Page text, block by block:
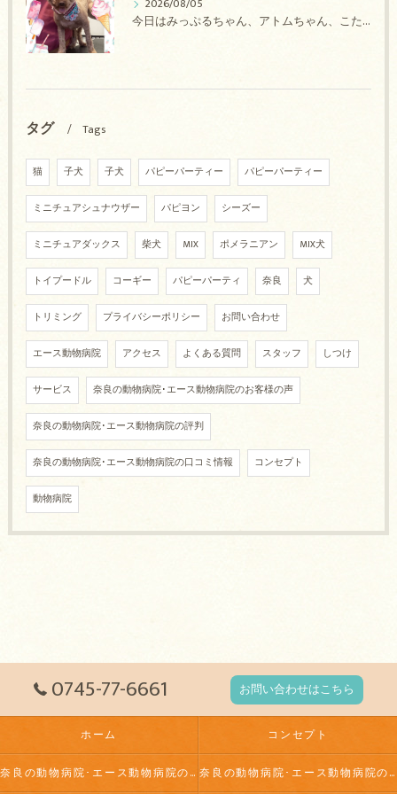
2026/08/05
今日はみっぷるちゃん、アトムちゃん、こたろうちゃん、ルルちゃん、アンジュちゃん、がぶちゃんのトリミングの紹介です【奈良のエース動物病院】
タグ Tags
猫 子犬 子犬 パピーパーティー パピーパーティー
ミニチュアシュナウザー パピヨン シーズー
ミニチュアダックス 柴犬 MIX ポメラニアン MIX犬
トイプードル コーギー パピーパーティ 奈良 犬
トリミング プライバシーポリシー お問い合わせ
エース動物病院 アクセス よくある質問 スタッフ しつけ
サービス 奈良の動物病院･エース動物病院のお客様の声
奈良の動物病院･エース動物病院の評判
奈良の動物病院･エース動物病院の口コミ情報 コンセプト
動物病院
0745-77-6661 お問い合わせはこちら
ホーム コンセプト
奈良の動物病院･エース動物病院の口コミ情報 奈良の動物病院･エース動物病院の評判